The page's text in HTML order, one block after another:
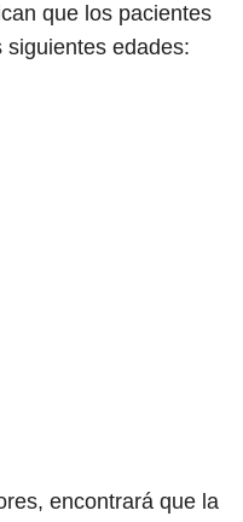
que los pacientes
edades:
encontrará que la